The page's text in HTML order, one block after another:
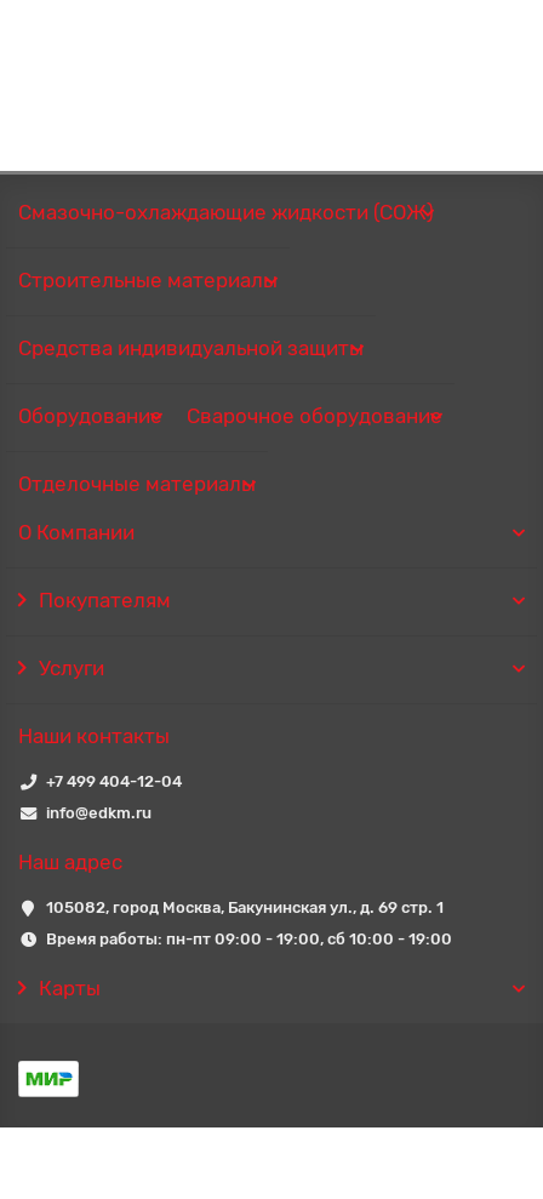
Смазочно-охлаждающие жидкости (СОЖ)
Строительные материалы
Средства индивидуальной защиты
Оборудование Сварочное оборудование
Отделочные материалы
О Компании
Покупателям
Услуги
Наши контакты
+7 499 404-12-04
info@edkm.ru
Наш адрес
105082, город Москва, Бакунинская ул., д. 69 стр. 1
Время работы: пн-пт 09:00 - 19:00, сб 10:00 - 19:00
Карты